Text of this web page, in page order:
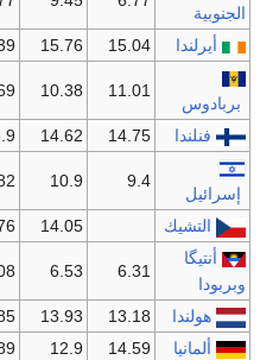
الجنوبية
أيرلندا 15.04
15.76
بربادوس
11.01
10.38
فنلندا 14.75
14.62
إسرائيل
9.4
10.9
التشيك 14.05
أنتيگا
وبربودا
6.31
6.53
هولندا 13.18
13.93
ألمانيا
14.59
12.9